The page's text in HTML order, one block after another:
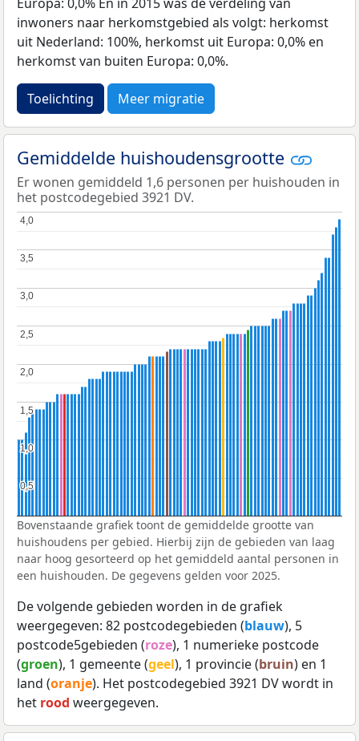
inwoners naar herkomstgebied als volgt: herkomst
uit Nederland: 100%, herkomst uit Europa: 0,0% en
herkomst van buiten Europa: 0,0%.
Toelichting Meer migratie
Gemiddelde huishoudensgrootte
Er wonen gemiddeld 1,6 personen per huishouden in
het postcodegebied 3921 DV.
0,5
0,5
1,0
1,0
1,5
1,5
2,0
2,0
2,5
2,5
3,0
3,0
3,5
3,5
4,0
4,0
Bovenstaande grafiek toont de gemiddelde grootte van
huishoudens per gebied. Hierbij zijn de gebieden van laag
naar hoog gesorteerd op het gemiddeld aantal personen in
een huishouden. De gegevens gelden voor 2025.
De volgende gebieden worden in de grafiek
weergegeven: 82 postcodegebieden (blauw), 5
postcode5gebieden (roze), 1 numerieke postcode
(groen), 1 gemeente (geel), 1 provincie (bruin) en 1
land (oranje). Het postcodegebied 3921 DV wordt in
het rood weergegeven.